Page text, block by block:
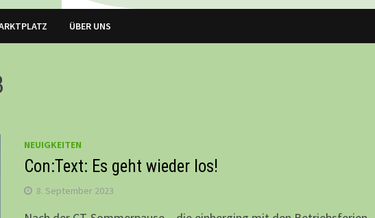
ÜBER UNS
NEUIGKEITEN
Con:Text: Es geht wieder los!
8. September 2023